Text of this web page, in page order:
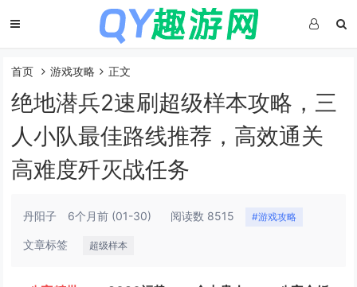
首页 游戏攻略 正文
绝地潜兵2速刷超级样本攻略，三
人小队最佳路线推荐，高效通关
高难度歼灭战任务
丹阳子 6个月前 (01-30) 阅读数 8515 #游戏攻略
文章标签 超级样本